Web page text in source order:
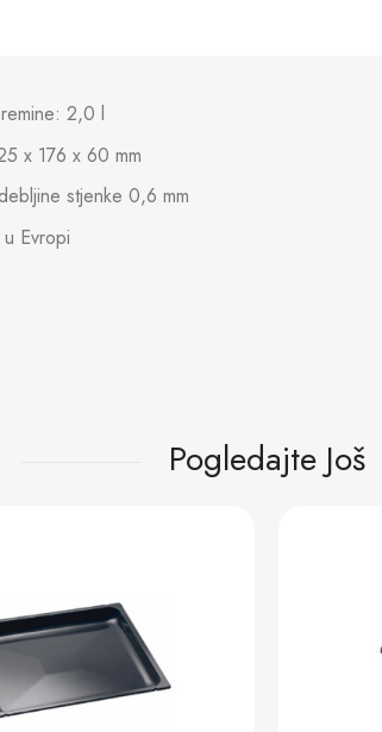
2,0 l
x 176 x 60 mm
stjenke 0,6 mm
Evropi
Pogledajte Još